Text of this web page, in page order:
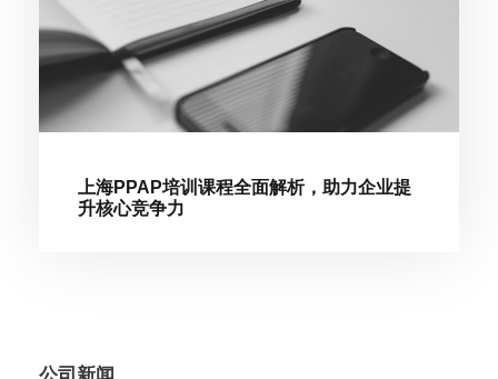
上海PPAP培训课程全面解析，助力企业提
升核心竞争力